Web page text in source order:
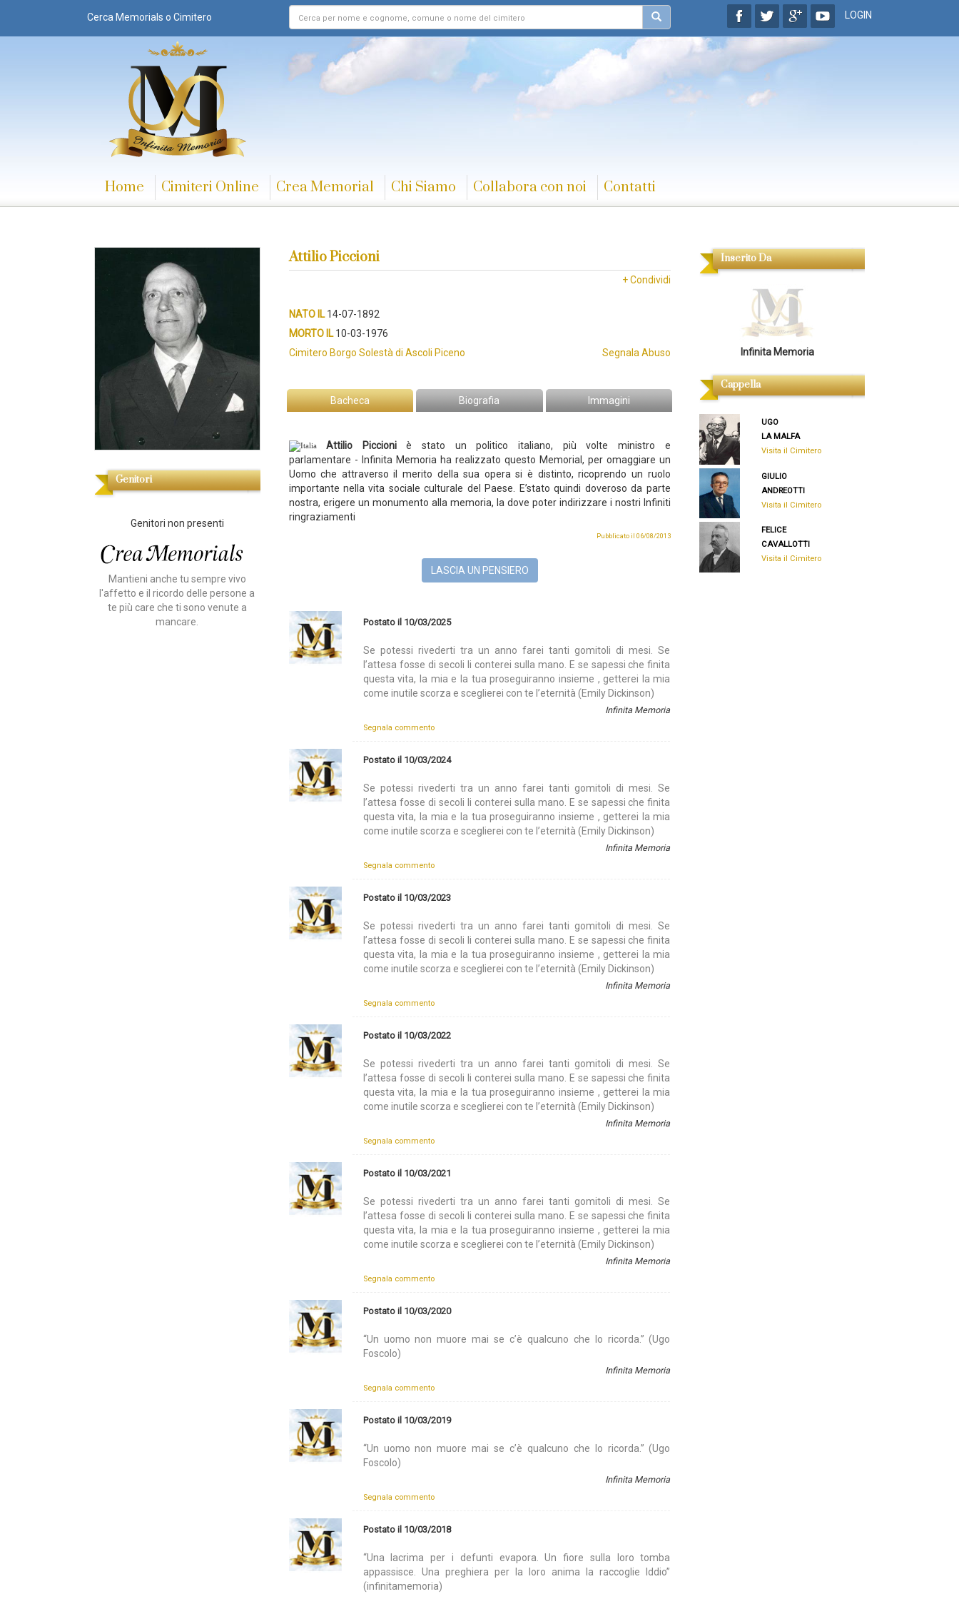
Cerca Memorials o Cimitero LOGIN
Home Cimiteri Online Crea Memorial Chi Siamo Collabora con noi Contatti
Genitori
Genitori non presenti
Mantieni anche tu sempre vivo
l'affetto e il ricordo delle persone a
te più care che ti sono venute a
mancare.
Attilio Piccioni
+ Condividi
NATO IL14-07-1892
MORTO IL10-03-1976
Cimitero Borgo Solestà di Ascoli Piceno
Segnala Abuso
Bacheca Biografia Immagini
Attilio Piccioniè stato un politico italiano, più volte ministro e
parlamentare - Infinita Memoria ha realizzato questo Memorial, per omaggiare un
Uomo che attraverso il merito della sua opera si è distinto, ricoprendo un ruolo
importante nella vita sociale culturale del Paese. E’stato quindi doveroso da parte
nostra, erigere un monumento alla memoria, la dove poter indirizzare i nostri Infiniti
ringraziamenti
Pubblicato il 06/08/2013
LASCIA UN PENSIERO
Postato il 10/03/2025
Se potessi rivederti tra un anno farei tanti gomitoli di mesi. Se
l’attesa fosse di secoli li conterei sulla mano. E se sapessi che finita
questa vita, la mia e la tua proseguiranno insieme , getterei la mia
come inutile scorza e sceglierei con te l’eternità (Emily Dickinson)
Infinita Memoria
Segnala commento
Postato il 10/03/2024
Se potessi rivederti tra un anno farei tanti gomitoli di mesi. Se
l’attesa fosse di secoli li conterei sulla mano. E se sapessi che finita
questa vita, la mia e la tua proseguiranno insieme , getterei la mia
come inutile scorza e sceglierei con te l’eternità (Emily Dickinson)
Infinita Memoria
Segnala commento
Postato il 10/03/2023
Se potessi rivederti tra un anno farei tanti gomitoli di mesi. Se
l’attesa fosse di secoli li conterei sulla mano. E se sapessi che finita
questa vita, la mia e la tua proseguiranno insieme , getterei la mia
come inutile scorza e sceglierei con te l’eternità (Emily Dickinson)
Infinita Memoria
Segnala commento
Postato il 10/03/2022
Se potessi rivederti tra un anno farei tanti gomitoli di mesi. Se
l’attesa fosse di secoli li conterei sulla mano. E se sapessi che finita
questa vita, la mia e la tua proseguiranno insieme , getterei la mia
come inutile scorza e sceglierei con te l’eternità (Emily Dickinson)
Infinita Memoria
Segnala commento
Postato il 10/03/2021
Se potessi rivederti tra un anno farei tanti gomitoli di mesi. Se
l’attesa fosse di secoli li conterei sulla mano. E se sapessi che finita
questa vita, la mia e la tua proseguiranno insieme , getterei la mia
come inutile scorza e sceglierei con te l’eternità (Emily Dickinson)
Infinita Memoria
Segnala commento
Postato il 10/03/2020
“Un uomo non muore mai se c’è qualcuno che lo ricorda.” (Ugo
Foscolo)
Infinita Memoria
Segnala commento
Postato il 10/03/2019
“Un uomo non muore mai se c’è qualcuno che lo ricorda.” (Ugo
Foscolo)
Infinita Memoria
Segnala commento
Postato il 10/03/2018
“Una lacrima per i defunti evapora. Un fiore sulla loro tomba
appassisce. Una preghiera per la loro anima la raccoglie Iddio”
(infinitamemoria)
Inserito Da
Infinita Memoria
Cappella
UGO
LA MALFA
Visita il Cimitero
GIULIO
ANDREOTTI
Visita il Cimitero
FELICE
CAVALLOTTI
Visita il Cimitero